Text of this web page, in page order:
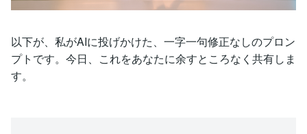
以下が、私がAIに投げかけた、一字一句修正なしのプロン
プトです。今日、これをあなたに余すところなく共有しま
す。